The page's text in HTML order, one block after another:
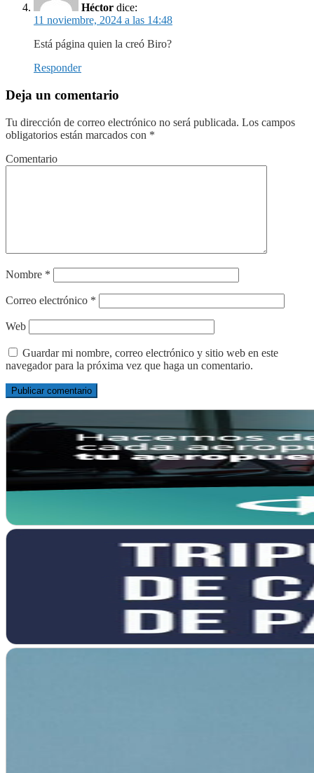
Héctor dice:
11 noviembre, 2024 a las 14:48
Está página quien la creó Biro?
Responder
Deja un comentario
Tu dirección de correo electrónico no será publicada. Los campos
obligatorios están marcados con *
Comentario
Nombre *
Correo electrónico *
Web
Guardar mi nombre, correo electrónico y sitio web en este
navegador para la próxima vez que haga un comentario.